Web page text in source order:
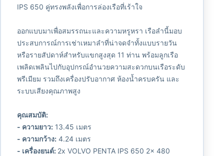
IPS 650 คู่ทรงพลังเพื่อการล่องเรือที่เร้าใจ
ออกแบบมาเพื่อสมรรถนะและความหรูหรา เรือลำนี้มอบ
ประสบการณ์การเช่าเหมาลำที่น่าจดจำทั้งแบบรายวัน
หรือรายสัปดาห์สำหรับแขกสูงสุด 11 ท่าน พร้อมลูกเรือ
เพลิดเพลินไปกับอุปกรณ์อำนวยความสะดวกบนเรือระดับ
พรีเมียม รวมถึงเครื่องปรับอากาศ ห้องน้ำครบครัน และ
ระบบเสียงคุณภาพสูง
คุณสมบัติ:
- ความยาว:13.45 เมตร
- ความกว้าง:4.24 เมตร
- เครื่องยนต์: 2x VOLVO PENTA IPS 650 2x 480